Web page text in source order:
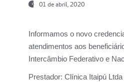
01 de abril, 2020
Informamos o novo
atendimentos aos
Intercâmbio Federativo e
Prestador: Clínica Itaipú Ltda